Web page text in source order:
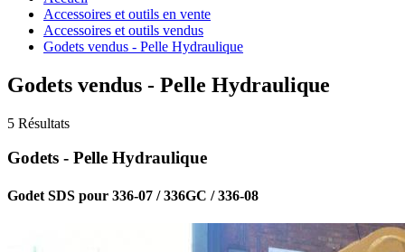
Accessoires et outils en vente
Accessoires et outils vendus
Godets vendus - Pelle Hydraulique
Godets vendus - Pelle Hydraulique
5 Résultats
Godets - Pelle Hydraulique
Godet SDS pour 336-07 / 336GC / 336-08